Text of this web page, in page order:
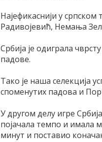
Најефикаснији у
Радивојевић, Немања
Србија је одиграла
падове.
Тако је наша селекција
споменутих падова и
У другом делу игре
појачала темпо и имала
минут и поставио